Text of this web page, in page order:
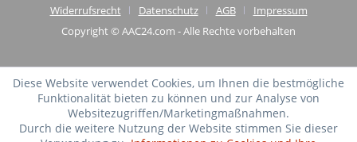
Widerrufsrecht
Datenschutz AGB
Impressum
Copyright © AAC24.com - Alle Rechte vorbehalten
Diese Website verwendet Cookies, um Ihnen die bestmögliche
Funktionalität bieten zu können und zur Analyse von
Websitezugriffen/Marketingmaßnahmen.
Durch die weitere Nutzung der Website stimmen Sie dieser